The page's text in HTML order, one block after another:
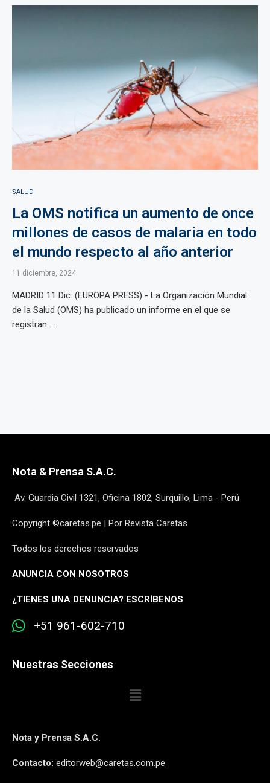
SALUD
La OMS notifica un aumento de once
millones de casos de malaria en todo
el mundo respecto al año anterior
11 diciembre, 2024
MADRID 11 Dic. (EUROPA PRESS) - La Organización Mundial
de la Salud (OMS) ha publicado un informe en el que se
registran ...
Nota & Prensa S.A.C.
Av. Guardia Civil 1321, Oficina 1802, Surquillo, Lima - Perú
Copyright ©caretas.pe | Por Revista Caretas
Todos los derechos reservados
ANUNCIA CON NOSOTROS
¿TIENES UNA DENUNCIA? ESCRÍBENOS
+51 961-602-710
Nuestras Secciones
Nota y Prensa S.A.C.
Contacto: editorweb@caretas.com.pe